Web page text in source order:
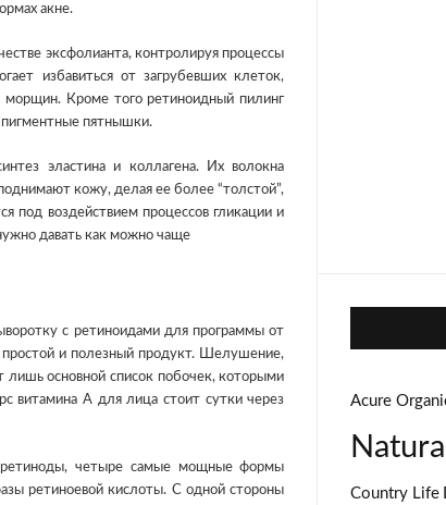
акне.
эксфолианта, контролируя процессы
избавиться от загрубевших клеток,
морщин. Кроме того ретиноидный пилинг
пигментные пятнышки.
эластина и коллагена. Их волокна
кожу, делая ее более “толстой”,
под воздействием процессов гликации и
давать как можно чаще
с ретиноидами для программы от
простой и полезный продукт. Шелушение,
основной список побочек, которыми
витамина А для лица стоит сутки через
ретиноды, четыре самые мощные формы
ретиноевой кислоты. С одной стороны
Acure
Country Life